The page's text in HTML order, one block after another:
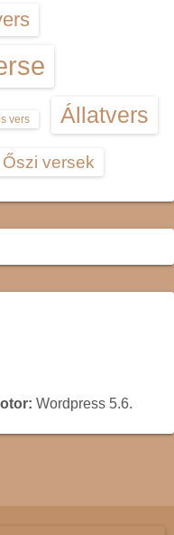
vers Állatvers
Őszi versek
Wordpress 5.6.